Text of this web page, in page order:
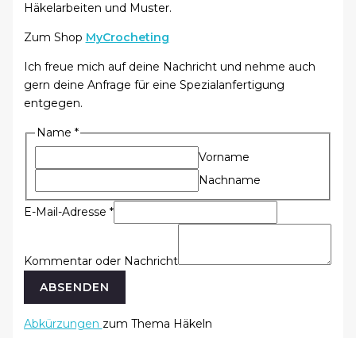
Häkelarbeiten und Muster.
Zum Shop MyCrocheting
Ich freue mich auf deine Nachricht und nehme auch
gern deine Anfrage für eine Spezialanfertigung
entgegen.
Name*
Vorname
Nachname
E-Mail-Adresse *
Kommentar oder Nachricht
ABSENDEN
Abkürzungen zum Thema Häkeln